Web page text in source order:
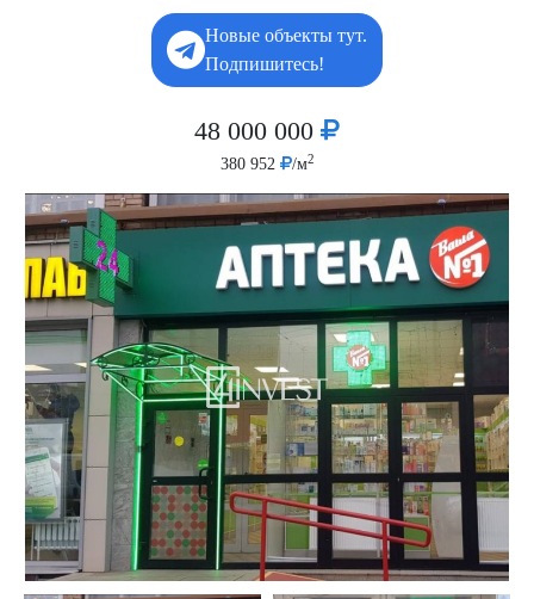
Новые объекты тут.
Подпишитесь!
48 000 000
380 952 /м2